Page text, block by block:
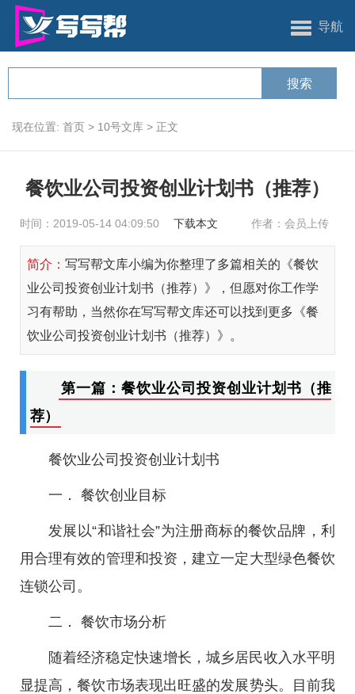
导航
现在位置: 首页 > 10号文库 > 正文
餐饮业公司投资创业计划书（推荐）
时间：2019-05-14 04:09:50 下载本文 作者：会员上传
简介： 写写帮文库小编为你整理了多篇相关的《餐饮
业公司投资创业计划书（推荐）》，但愿对你工作学
习有帮助，当然你在写写帮文库还可以找到更多《餐
饮业公司投资创业计划书（推荐）》。
第一篇：餐饮业公司投资创业计划书（推
荐）
餐饮业公司投资创业计划书
一． 餐饮创业目标
发展以“和谐社会”为注册商标的餐饮品牌，利
用合理有效的管理和投资，建立一定大型绿色餐饮
连锁公司。
二． 餐饮市场分析
随着经济稳定快速增长，城乡居民收入水平明
显提高，餐饮市场表现出旺盛的发展势头。目前我